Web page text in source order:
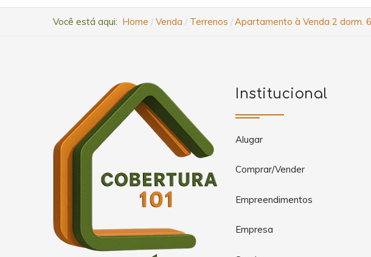
Você está aqui: Home Venda Terrenos Apartamento à Venda 2 dorm.
Institucional
Alugar
Comprar/Vender
Empreendimentos
Empresa